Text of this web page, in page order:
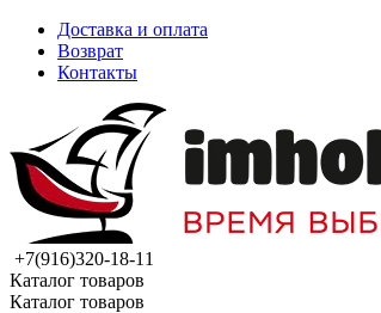
Доставка и оплата
Возврат
Контакты
+7(916)320-18-11
Каталог товаров
Каталог товаров